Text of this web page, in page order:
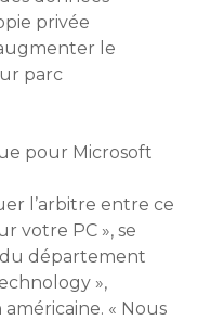
privée
le
parc
pour Microsoft
l’arbitre entre ce
votre PC », se
département
»,
« Nous